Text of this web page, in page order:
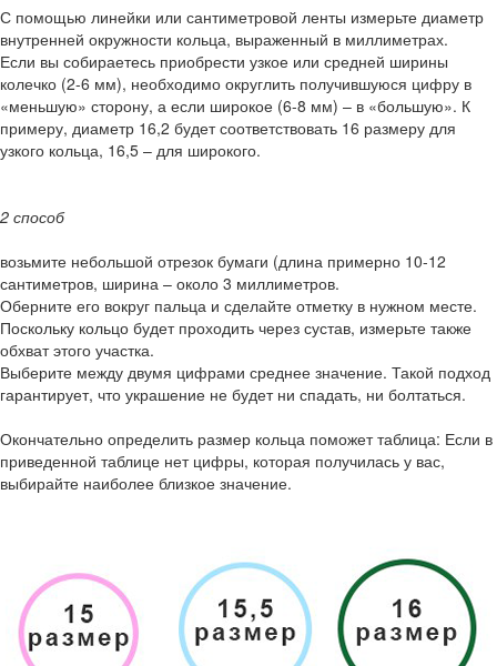
С помощью линейки или сантиметровой ленты измерьте диаметр
внутренней окружности кольца, выраженный в миллиметрах.
Если вы собираетесь приобрести узкое или средней ширины
колечко (2-6 мм), необходимо округлить получившуюся цифру в
«меньшую» сторону, а если широкое (6-8 мм) – в «большую». К
примеру, диаметр 16,2 будет соответствовать 16 размеру для
узкого кольца, 16,5 – для широкого.
2 способ
возьмите небольшой отрезок бумаги (длина примерно 10-12
сантиметров, ширина – около 3 миллиметров.
Оберните его вокруг пальца и сделайте отметку в нужном месте.
Поскольку кольцо будет проходить через сустав, измерьте также
обхват этого участка.
Выберите между двумя цифрами среднее значение. Такой подход
гарантирует, что украшение не будет ни спадать, ни болтаться.
Окончательно определить размер кольца поможет таблица: Если в
приведенной таблице нет цифры, которая получилась у вас,
выбирайте наиболее близкое значение.